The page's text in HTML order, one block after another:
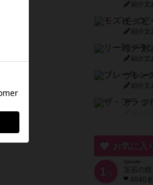
紹介文
モズビ
紹介文
リー対
紹介文
ブレー
紹介文
ザ・フ
お気に入
1 位
宝石の煌
4040名